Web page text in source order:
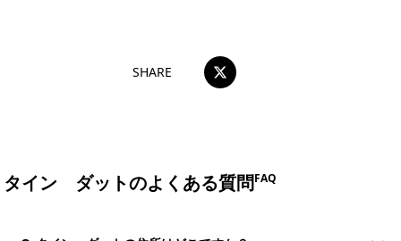
SHARE
タイン ダットのよくある質問FAQ